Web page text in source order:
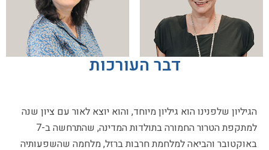
דבר העורכות
הגיליון שלפנינו הוא גיליון מיוחד, והוא יוצא לאור עם ציון שנה
למתקפת הטרור החמורה בתולדות המדינה, שהתרחשה ב-7
באוקטובר והביאה למלחמת חרבות ברזל, מלחמה שהשפעותיה